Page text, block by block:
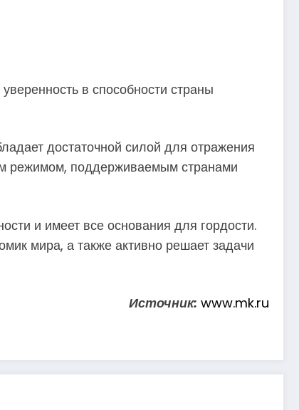
в способности страны
достаточной силой для отражения
режимом, поддерживаемым странами
и имеет все основания для гордости.
мира, а также активно решает задачи
Источник: www.mk.ru